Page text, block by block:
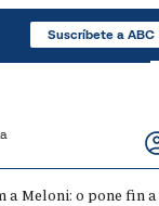
Suscríbete a ABC
a Meloni: o pone fin